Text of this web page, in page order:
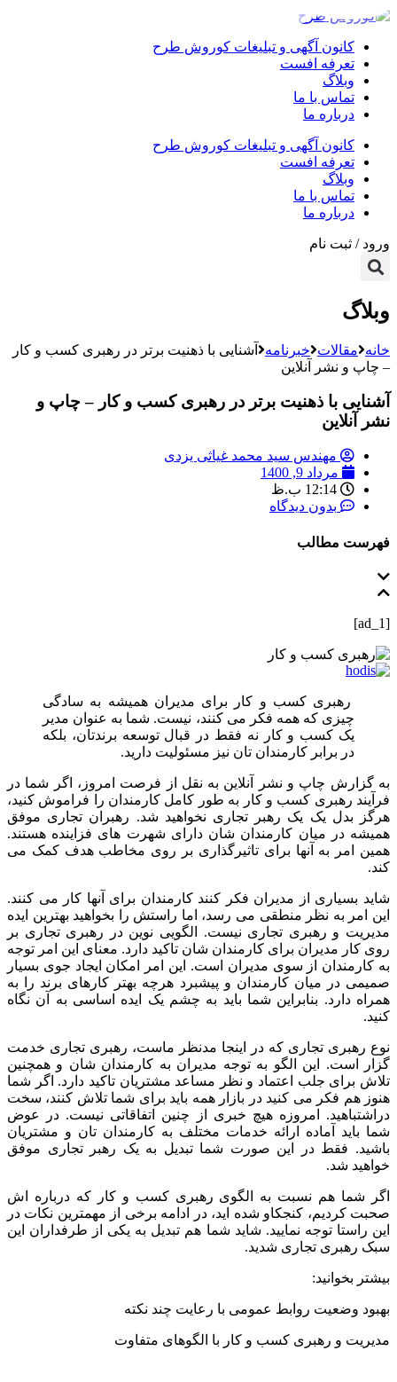
کانون آگهی و تبلیغات کوروش طرح
تعرفه افست
وبلاگ
تماس با ما
درباره ما
کانون آگهی و تبلیغات کوروش طرح
تعرفه افست
وبلاگ
تماس با ما
درباره ما
ورود / ثبت نام
وبلاگ
خانه مقالات خبرنامه
آشنایی با ذهنیت برتر در رهبری کسب و کار
– چاپ و نشر آنلاین
آشنایی با ذهنیت برتر در رهبری کسب و کار – چاپ و
نشر آنلاین
مهندس سید محمد غیاثی یزدی
مرداد 9, 1400
12:14 ب.ظ
بدون دیدگاه
فهرست مطالب
[ad_1]
رهبری کسب و کار برای مدیران همیشه به سادگی
چیزی که همه فکر می کنند، نیست. شما به عنوان مدیر
یک کسب و کار نه فقط در قبال توسعه برندتان، بلکه
در برابر کارمندان تان نیز مسئولیت دارید.
به گزارش چاپ و نشر آنلاین به نقل از فرصت امروز، اگر شما در
فرآیند رهبری کسب و کار به طور کامل کارمندان را فراموش کنید،
هرگز بدل یک یک رهبر تجاری نخواهید شد. رهبران تجاری موفق
همیشه در میان کارمندان شان دارای شهرت های فزاینده هستند.
همین امر به آنها برای تاثیرگذاری بر روی مخاطب هدف کمک می
کند.
شاید بسیاری از مدیران فکر کنند کارمندان برای آنها کار می کنند.
این امر به نظر منطقی می رسد، اما راستش را بخواهید بهترین ایده
مدیریت و رهبری تجاری نیست. الگویی نوین در رهبری تجاری بر
روی کار مدیران برای کارمندان شان تاکید دارد. معنای این امر توجه
به کارمندان از سوی مدیران است. این امر امکان ایجاد جوی بسیار
صمیمی در میان کارمندان و پیشبرد هرچه بهتر کارهای برند را به
همراه دارد. بنابراین شما باید به چشم یک ایده اساسی به آن نگاه
کنید.
نوع رهبری تجاری که در اینجا مدنظر ماست، رهبری تجاری خدمت
گزار است. این الگو به توجه مدیران به کارمندان شان و همچنین
تلاش برای جلب اعتماد و نظر مساعد مشتریان تاکید دارد. اگر شما
هنوز هم فکر می کنید در بازار همه باید برای شما تلاش کنند، سخت
دراشتباهید. امروزه هیچ خبری از چنین اتفاقاتی نیست. در عوض
شما باید آماده ارائه خدمات مختلف به کارمندان تان و مشتریان
باشید. فقط در این صورت شما تبدیل به یک رهبر تجاری موفق
خواهید شد.
اگر شما هم نسبت به الگوی رهبری کسب و کار که درباره اش
صحبت کردیم، کنجکاو شده اید، در ادامه برخی از مهمترین نکات در
این راستا توجه نمایید. شاید شما هم تبدیل به یکی از طرفداران این
سبک رهبری تجاری شدید.
بیشتر بخوانید:
بهبود وضعیت روابط عمومی با رعایت چند نکته
مدیریت و رهبری کسب و کار با الگوهای متفاوت